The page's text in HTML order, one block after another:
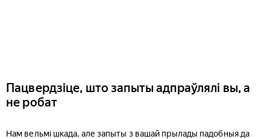
Пацвердзіце, што запыты адпраўлялі вы, а
не робат
Нам вельмі шкада, але запыты з вашай прылады падобныя да